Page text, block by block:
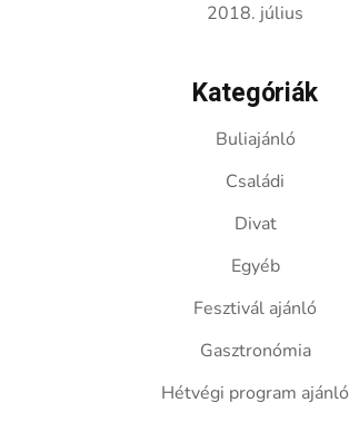
2018. július
Kategóriák
Buliajánló
Családi
Divat
Egyéb
Fesztivál ajánló
Gasztronómia
Hétvégi program ajánló